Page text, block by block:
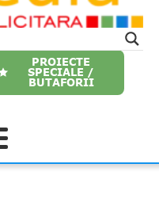
PROIECTE
SPECIALE /
BUTAFORII